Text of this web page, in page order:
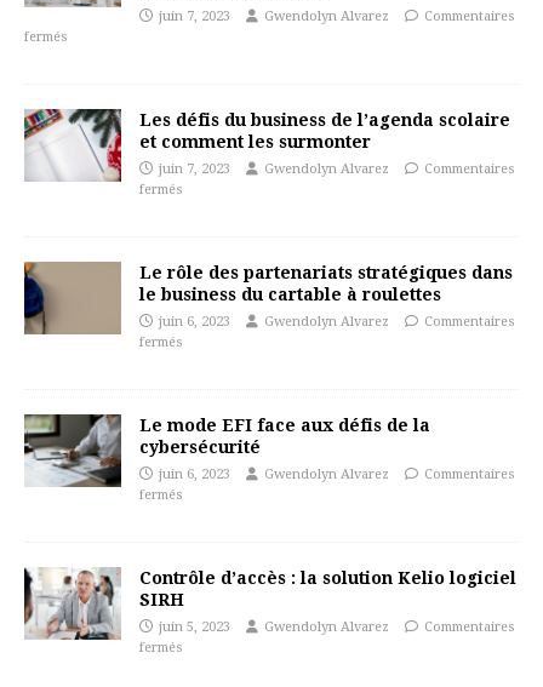
juin 7, 2023 Gwendolyn Alvarez
Commentaires
fermés
Les défis du business de l’agenda scolaire
et comment les surmonter
juin 7, 2023 Gwendolyn Alvarez
Commentaires
fermés
Le rôle des partenariats stratégiques dans
le business du cartable à roulettes
juin 6, 2023 Gwendolyn Alvarez
Commentaires
fermés
Le mode EFI face aux défis de la
cybersécurité
juin 6, 2023 Gwendolyn Alvarez
Commentaires
fermés
Contrôle d’accès : la solution Kelio logiciel
SIRH
juin 5, 2023 Gwendolyn Alvarez
Commentaires
fermés